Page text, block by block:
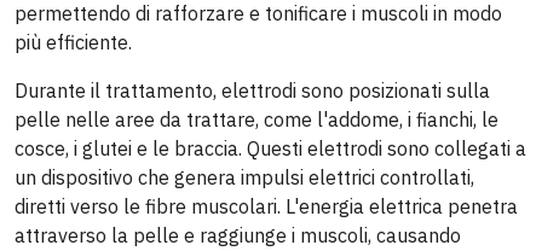
permettendo di rafforzare e tonificare i muscoli in modo
più efficiente.
Durante il trattamento, elettrodi sono posizionati sulla
pelle nelle aree da trattare, come l'addome, i fianchi, le
cosce, i glutei e le braccia. Questi elettrodi sono collegati a
un dispositivo che genera impulsi elettrici controllati,
diretti verso le fibre muscolari. L'energia elettrica penetra
attraverso la pelle e raggiunge i muscoli, causando